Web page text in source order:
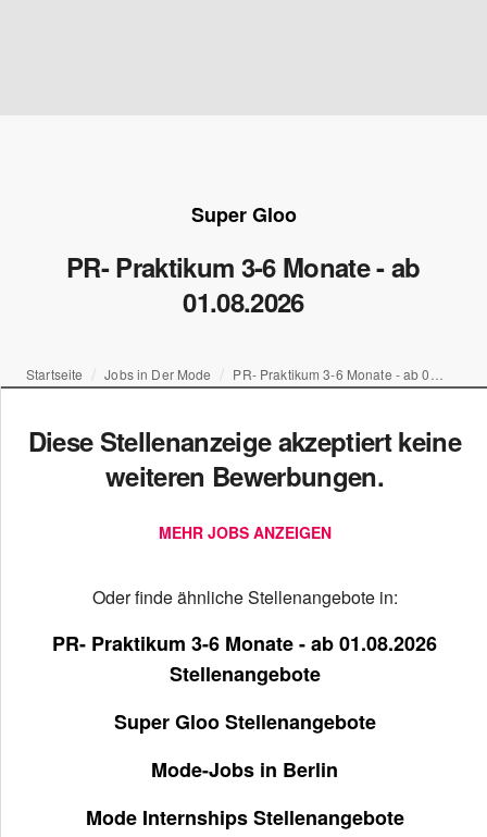
Super Gloo
PR- Praktikum 3-6 Monate - ab
01.08.2026
Startseite Jobs in Der Mode
Diese Stellenanzeige akzeptiert keine
weiteren Bewerbungen.
MEHR JOBS ANZEIGEN
Oder finde ähnliche Stellenangebote in:
PR- Praktikum 3-6 Monate - ab 01.08.2026
Stellenangebote
Super Gloo Stellenangebote
Mode-Jobs in Berlin
Mode Internships Stellenangebote